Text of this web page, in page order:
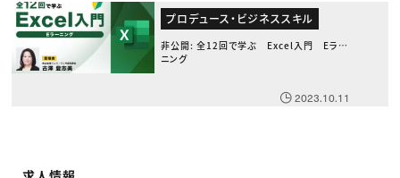
プロデュース・ビジネススキル
非公開: 全12回で学ぶ Excel入門 Eラー
ニング
2023.10.11